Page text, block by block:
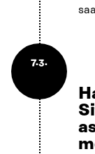
7.3.